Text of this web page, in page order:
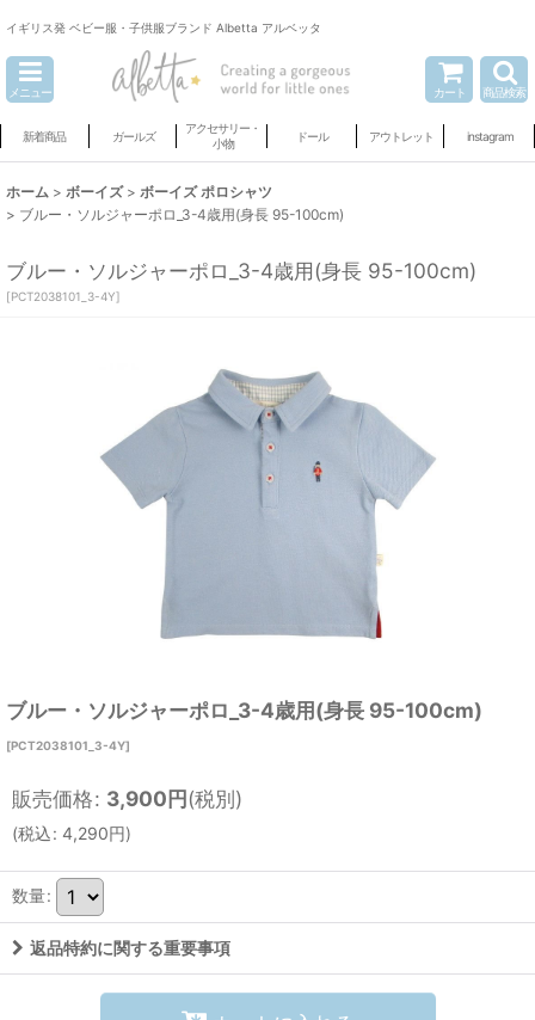
イギリス発 ベビー服・子供服ブランド Albetta アルベッタ
メニュー カート 商品検索
新着商品 ガールズ
アクセサリー・
小物
ドール アウトレット instagram
ホーム > ボーイズ > ボーイズ ポロシャツ
> ブルー・ソルジャーポロ_3-4歳用(身長 95-100cm)
ブルー・ソルジャーポロ_3-4歳用(身長 95-100cm)
[PCT2038101_3-4Y]
ブルー・ソルジャーポロ_3-4歳用(身長 95-100cm)
[PCT2038101_3-4Y]
販売価格: 3,900円(税別)
(税込: 4,290円)
数量:
返品特約に関する重要事項